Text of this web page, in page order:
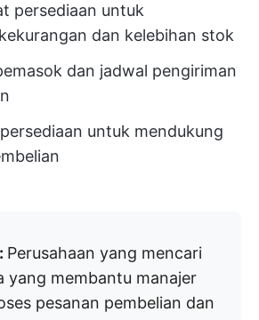
persediaan untuk
dan kelebihan stok
dan jadwal pengiriman
untuk mendukung
Perusahaan yang mencari
yang membantu manajer
pesanan pembelian dan